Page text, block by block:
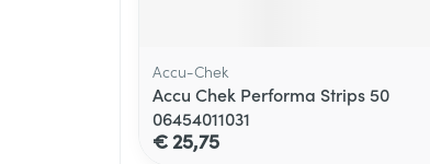
Accu-Chek
Accu Chek Performa Strips 50
06454011031
€ 25,75